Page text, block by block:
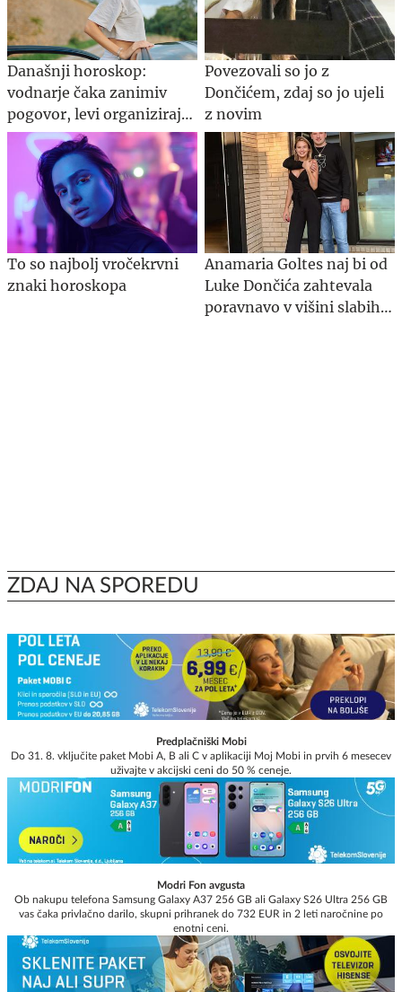
Današnji horoskop:
vodnarje čaka zanimiv
pogovor, levi organizirajte
druženje
Povezovali so jo z
Dončićem, zdaj so jo ujeli
z novim
To so najbolj vročekrvni
znaki horoskopa
Anamaria Goltes naj bi od
Luke Dončića zahtevala
poravnavo v višini slabih
ZDAJ NA SPOREDU
Predplačniški Mobi
Do 31. 8. vključite paket Mobi A, B ali C v aplikaciji Moj Mobi in prvih 6 mesecev
uživajte v akcijski ceni do 50 % ceneje.
Modri Fon avgusta
Ob nakupu telefona Samsung Galaxy A37 256 GB ali Galaxy S26 Ultra 256 GB
vas čaka privlačno darilo, skupni prihranek do 732 EUR in 2 leti naročnine po
enotni ceni.